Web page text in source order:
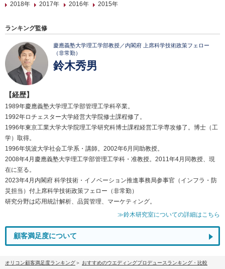
2018年
2017年 2016年 2015年
ランキング監修
慶應義塾大学理工学部教授／内閣府 上席科学技術政策フェロー
（非常勤）
鈴木秀男
【経歴】
1989年慶應義塾大学理工学部管理工学科卒業。
1992年ロチェスター大学経営大学院修士課程修了。
1996年東京工業大学大学院理工学研究科博士課程経営工学専攻修了。博士（工
学）取得。
1996年筑波大学社会工学系・講師。2002年6月同助教授。
2008年4月慶應義塾大学理工学部管理工学科・准教授。2011年4月同教授、現
在に至る。
2023年4月内閣府 科学技術・イノベーション推進事務局参事官（インフラ・防
災担当）付上席科学技術政策フェロー（非常勤）
研究分野は応用統計解析、品質管理、マーケティング。
≫鈴木研究室についての詳細はこちら
顧客満足度について
オリコン顧客満足度ランキング
おすすめのウエディングプロデュースランキング・比較